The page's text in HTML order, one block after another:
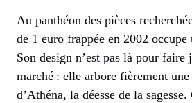
Au panthéon des pièces
de 1 euro frappée en 2002
Son design n’est pas là pour
marché : elle arbore fièrement
d’Athéna, la déesse de la